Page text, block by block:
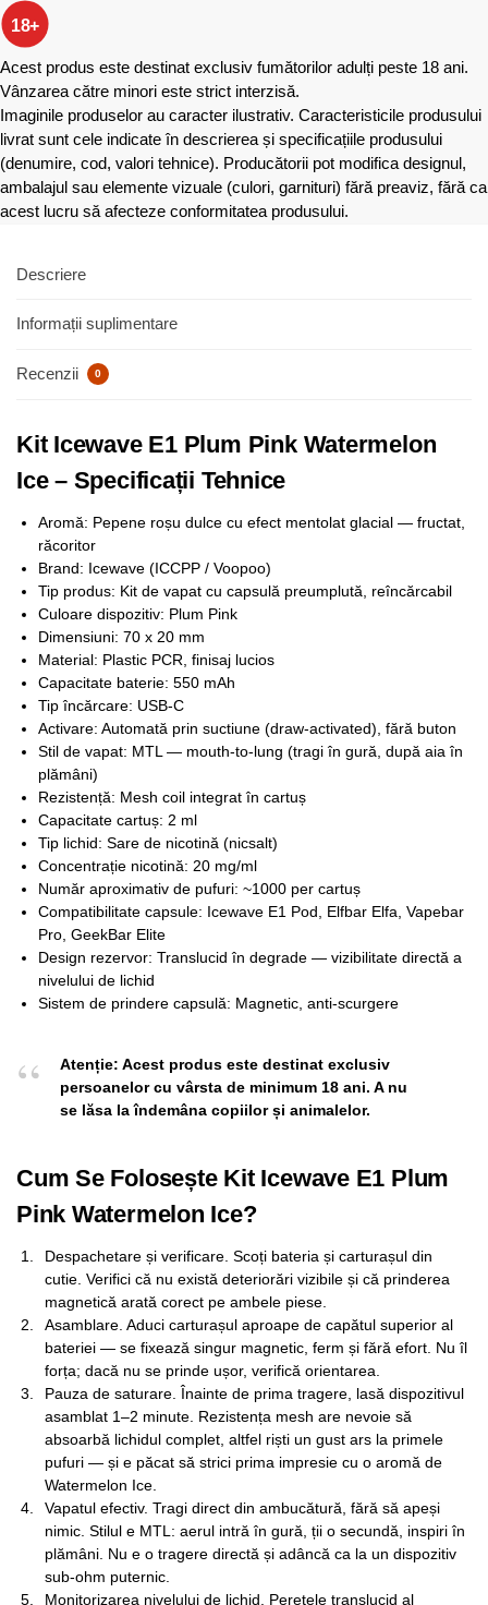
18+
Acest produs este destinat exclusiv fumătorilor adulți peste 18 ani.
Vânzarea către minori este strict interzisă.
Imaginile produselor au caracter ilustrativ. Caracteristicile produsului
livrat sunt cele indicate în descrierea și specificațiile produsului
(denumire, cod, valori tehnice). Producătorii pot modifica designul,
ambalajul sau elemente vizuale (culori, garnituri) fără preaviz, fără ca
acest lucru să afecteze conformitatea produsului.
Descriere
Informații suplimentare
Recenzii 0
Kit Icewave E1 Plum Pink Watermelon
Ice – Specificații Tehnice
Aromă: Pepene roșu dulce cu efect mentolat glacial — fructat,
răcoritor
Brand: Icewave (ICCPP / Voopoo)
Tip produs: Kit de vapat cu capsulă preumplută, reîncărcabil
Culoare dispozitiv: Plum Pink
Dimensiuni: 70 x 20 mm
Material: Plastic PCR, finisaj lucios
Capacitate baterie: 550 mAh
Tip încărcare: USB-C
Activare: Automată prin suctiune (draw-activated), fără buton
Stil de vapat: MTL — mouth-to-lung (tragi în gură, după aia în
plămâni)
Rezistență: Mesh coil integrat în cartuș
Capacitate cartuș: 2 ml
Tip lichid: Sare de nicotină (nicsalt)
Concentrație nicotină: 20 mg/ml
Număr aproximativ de pufuri: ~1000 per cartuș
Compatibilitate capsule: Icewave E1 Pod, Elfbar Elfa, Vapebar
Pro, GeekBar Elite
Design rezervor: Translucid în degrade — vizibilitate directă a
nivelului de lichid
Sistem de prindere capsulă: Magnetic, anti-scurgere
Atenție: Acest produs este destinat exclusiv
persoanelor cu vârsta de minimum 18 ani. A nu
se lăsa la îndemâna copiilor și animalelor.
Cum Se Folosește Kit Icewave E1 Plum
Pink Watermelon Ice?
Despachetare și verificare. Scoți bateria și carturașul din
cutie. Verifici că nu există deteriorări vizibile și că prinderea
magnetică arată corect pe ambele piese.
Asamblare. Aduci carturașul aproape de capătul superior al
bateriei — se fixează singur magnetic, ferm și fără efort. Nu îl
forța; dacă nu se prinde ușor, verifică orientarea.
Pauza de saturare. Înainte de prima tragere, lasă dispozitivul
asamblat 1–2 minute. Rezistența mesh are nevoie să
absoarbă lichidul complet, altfel riști un gust ars la primele
pufuri — și e păcat să strici prima impresie cu o aromă de
Watermelon Ice.
Vapatul efectiv. Tragi direct din ambucătură, fără să apeși
nimic. Stilul e MTL: aerul intră în gură, ții o secundă, inspiri în
plămâni. Nu e o tragere directă și adâncă ca la un dispozitiv
sub-ohm puternic.
Monitorizarea nivelului de lichid. Peretele translucid al